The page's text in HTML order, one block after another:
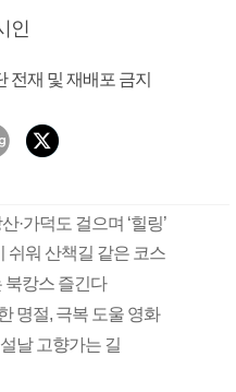
인
전재 및 재배포 금지
·가덕도 걸으며 ‘힐링’
쉬워 산책길 같은 코스
캉스 즐긴다
명절, 극복 도울 영화
날 고향가는 길